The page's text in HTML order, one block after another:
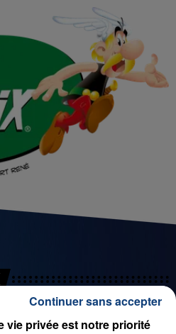
vie privée est notre priorité
Continuer sans accepter